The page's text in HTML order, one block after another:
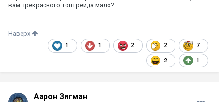
вам прекрасного топтрейда мало?
1 1 2 2 7
2 1
Наверх
Аарон Зигман